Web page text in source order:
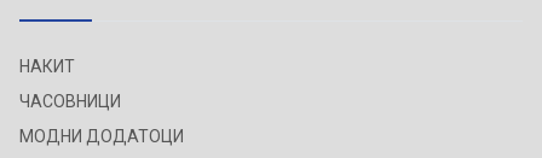
НАКИТ
ЧАСОВНИЦИ
МОДНИ ДОДАТОЦИ